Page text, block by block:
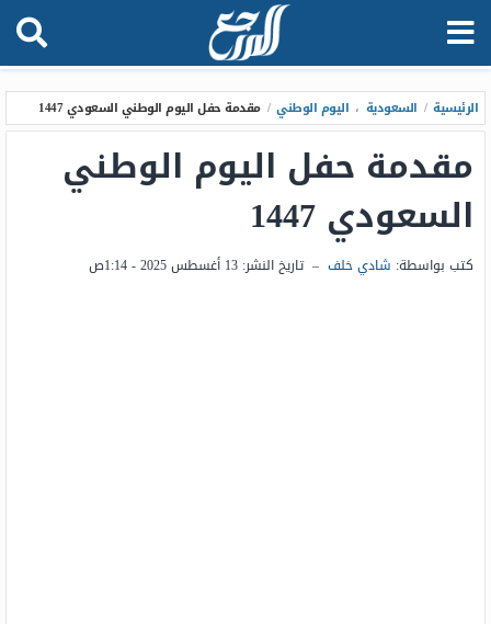
الرئيسية / السعودية ، اليوم الوطني / مقدمة حفل اليوم الوطني السعودي 1447
مقدمة حفل اليوم الوطني
السعودي 1447
كتب بواسطة: شادي خلف – تاريخ النشر: 13 أغسطس 2025 - 1:14ص